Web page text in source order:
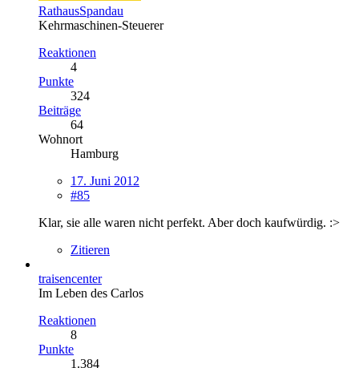
RathausSpandau
Kehrmaschinen-Steuerer
Reaktionen
4
Punkte
324
Beiträge
64
Wohnort
Hamburg
17. Juni 2012
#85
Klar, sie alle waren nicht perfekt. Aber doch kaufwürdig. :>
Zitieren
traisencenter
Im Leben des Carlos
Reaktionen
8
Punkte
1.384